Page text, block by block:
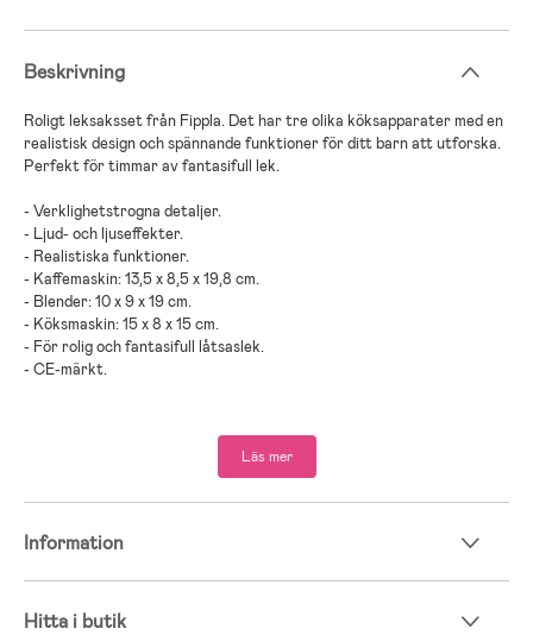
Beskrivning
Roligt leksaksset från Fippla. Det har tre olika köksapparater med en
realistisk design och spännande funktioner för ditt barn att utforska.
Perfekt för timmar av fantasifull lek.
- Verklighetstrogna detaljer.
- Ljud- och ljuseffekter.
- Realistiska funktioner.
- Kaffemaskin: 13,5 x 8,5 x 19,8 cm.
- Blender: 10 x 9 x 19 cm.
- Köksmaskin: 15 x 8 x 15 cm.
- För rolig och fantasifull låtsaslek.
- CE-märkt.
- Rekommenderad ålder: Från 3 år.
- Plast.
Läs mer
Information
Hitta i butik